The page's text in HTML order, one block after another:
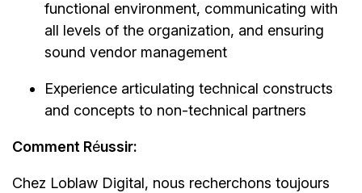
functional environment, communicating with
all levels of the organization, and ensuring
sound vendor management
Experience articulating technical constructs
and concepts to non-technical partners
Comment Réussir:
Chez Loblaw Digital, nous recherchons toujours